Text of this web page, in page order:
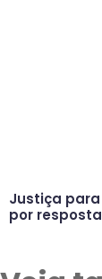
Justiça
por